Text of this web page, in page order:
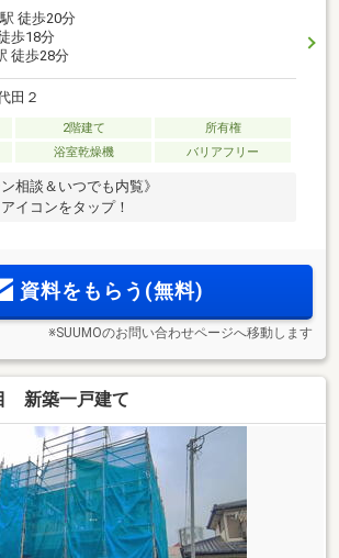
徒歩20分
歩18分
徒歩28分
田２
2階建て
所有権
浴室乾燥機 バリアフリー
相談＆いつでも内覧》
イコンをタップ！
資料をもらう(無料)
※SUUMOのお問い合わせページへ移動します
新築一戸建て